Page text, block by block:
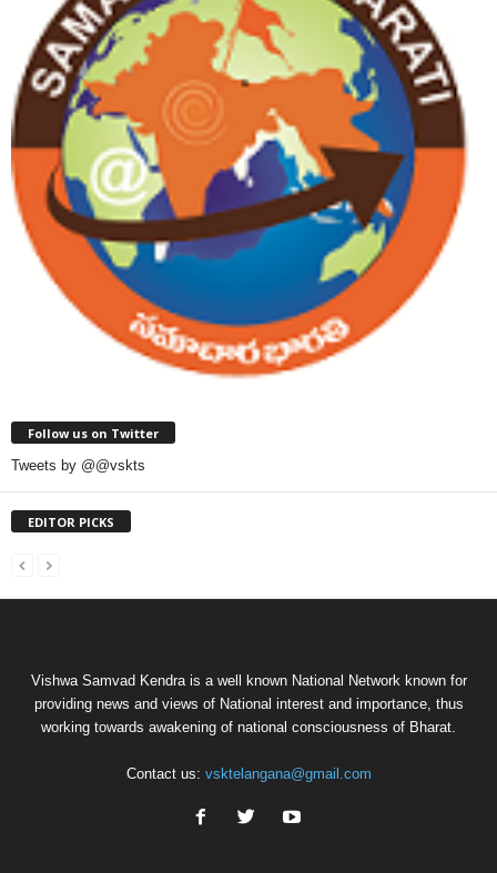
Follow us on Twitter
Tweets by @@vskts
EDITOR PICKS
Vishwa Samvad Kendra is a well known National Network known for
providing news and views of National interest and importance, thus
working towards awakening of national consciousness of Bharat.
Contact us: vsktelangana@gmail.com